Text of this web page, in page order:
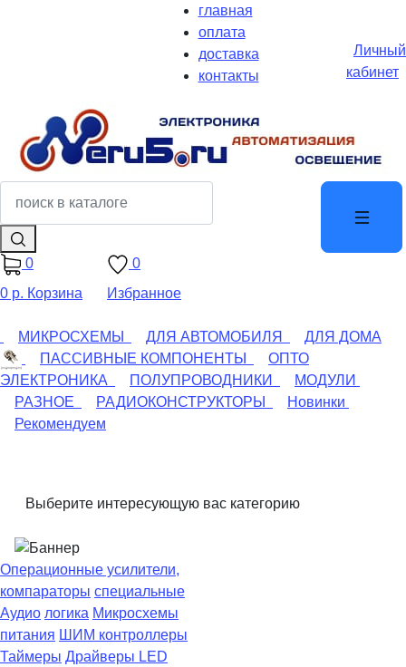
главная
оплата
доставка
контакты
Личный
кабинет
0
0 р. Корзина
0
Избранное
МИКРОСХЕМЫ ДЛЯ АВТОМОБИЛЯ
ДЛЯ ДОМА
ПАССИВНЫЕ КОМПОНЕНТЫ
ОПТО
ЭЛЕКТРОНИКА
ПОЛУПРОВОДНИКИ
МОДУЛИ
РАЗНОЕ
РАДИОКОНСТРУКТОРЫ
Новинки
Рекомендуем
Выберите интересующую вас категорию
Операционные усилители,
компараторы специальные
Аудио логика Микросхемы
питания ШИМ контроллеры
Таймеры Драйверы LED